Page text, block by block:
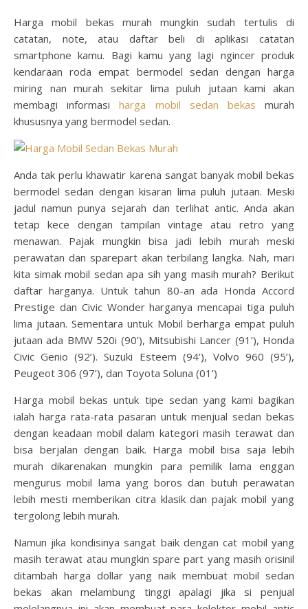
Harga mobil bekas murah mungkin sudah tertulis di
catatan, note, atau daftar beli di aplikasi catatan
smartphone kamu. Bagi kamu yang lagi ngincer produk
kendaraan roda empat bermodel sedan dengan harga
miring nan murah sekitar lima puluh jutaan kami akan
membagi informasiharga mobil sedan bekas murah
khususnya yang bermodel sedan.
Anda tak perlu khawatir karena sangat banyak mobil bekas
bermodel sedan dengan kisaran lima puluh jutaan. Meski
jadul namun punya sejarah dan terlihat antic. Anda akan
tetap kece dengan tampilan vintage atau retro yang
menawan. Pajak mungkin bisa jadi lebih murah meski
perawatan dan sparepart akan terbilang langka. Nah, mari
kita simak mobil sedan apa sih yang masih murah? Berikut
daftar harganya. Untuk tahun 80-an ada Honda Accord
Prestige dan Civic Wonder harganya mencapai tiga puluh
lima jutaan. Sementara untuk Mobil berharga empat puluh
jutaan ada BMW 520i (90’), Mitsubishi Lancer (91’), Honda
Civic Genio (92’). Suzuki Esteem (94’), Volvo 960 (95’),
Peugeot 306 (97’), dan Toyota Soluna (01’)
Harga mobil bekas untuk tipe sedan yang kami bagikan
ialah harga rata-rata pasaran untuk menjual sedan bekas
dengan keadaan mobil dalam kategori masih terawat dan
bisa berjalan dengan baik. Harga mobil bisa saja lebih
murah dikarenakan mungkin para pemilik lama enggan
mengurus mobil lama yang boros dan butuh perawatan
lebih mesti memberikan citra klasik dan pajak mobil yang
tergolong lebih murah.
Namun jika kondisinya sangat baik dengan cat mobil yang
masih terawat atau mungkin spare part yang masih orisinil
ditambah harga dollar yang naik membuat mobil sedan
bekas akan melambung tinggi apalagi jika si penjual